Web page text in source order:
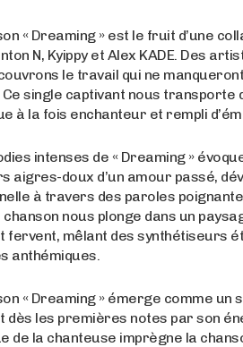
« Dreaming » est le fruit d’une
N, Kyippy et Alex KADE. Des
le travail qui ne
Ce single captivant nous transporte
à la fois enchanteur et rempli
intenses de « Dreaming »
aigres-doux d’un amour passé,
à travers des paroles
chanson nous plonge dans un
fervent, mêlant des synthétiseurs
anthémiques.
« Dreaming » émerge comme un
dès les premières notes par son
de la chanteuse imprègne la